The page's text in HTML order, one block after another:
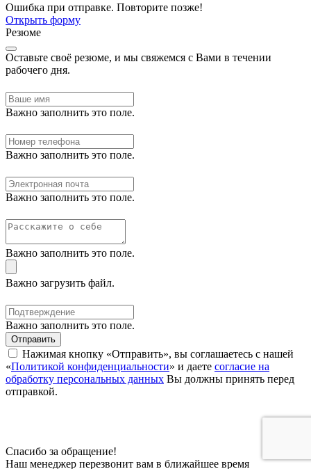
Ошибка при отправке. Повторите позже!
Открыть форму
Резюме
Оставьте своё резюме, и мы свяжемся с Вами в течении
рабочего дня.
Важно заполнить это поле.
Важно заполнить это поле.
Важно заполнить это поле.
Важно заполнить это поле.
Важно загрузить файл.
Важно заполнить это поле.
Отправить
Нажимая кнопку «Отправить», вы соглашаетесь с нашей
«Политикой конфиденциальности» и даете согласие на
обработку персональных данных Вы должны принять перед
отправкой.
Спасибо за обращение!
Наш менеджер перезвонит вам в ближайшее время